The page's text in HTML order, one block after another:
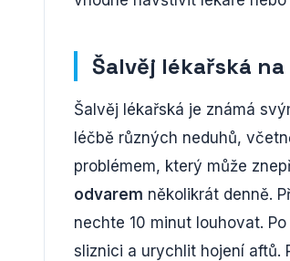
Šalvěj lékařská
Šalvěj lékařská je známá
léčbě různých neduhů,
problémem, který může
odvarem několikrát denně.
nechte 10 minut louhovat.
sliznici a urychlit hojení aftů.